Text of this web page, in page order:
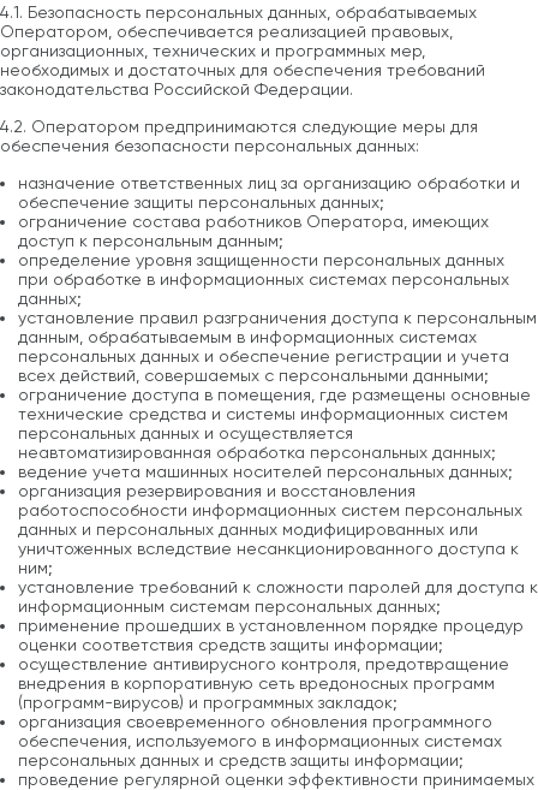
4.1. Безопасность персональных данных, обрабатываемых
Оператором, обеспечивается реализацией правовых,
организационных, технических и программных мер,
необходимых и достаточных для обеспечения требований
законодательства Российской Федерации.
4.2. Оператором предпринимаются следующие меры для
обеспечения безопасности персональных данных:
назначение ответственных лиц за организацию обработки и
обеспечение защиты персональных данных;
ограничение состава работников Оператора, имеющих
доступ к персональным данным;
определение уровня защищенности персональных данных
при обработке в информационных системах персональных
данных;
установление правил разграничения доступа к персональным
данным, обрабатываемым в информационных системах
персональных данных и обеспечение регистрации и учета
всех действий, совершаемых с персональными данными;
ограничение доступа в помещения, где размещены основные
технические средства и системы информационных систем
персональных данных и осуществляется
неавтоматизированная обработка персональных данных;
ведение учета машинных носителей персональных данных;
организация резервирования и восстановления
работоспособности информационных систем персональных
данных и персональных данных модифицированных или
уничтоженных вследствие несанкционированного доступа к
ним;
установление требований к сложности паролей для доступа к
информационным системам персональных данных;
применение прошедших в установленном порядке процедур
оценки соответствия средств защиты информации;
осуществление антивирусного контроля, предотвращение
внедрения в корпоративную сеть вредоносных программ
(программ-вирусов) и программных закладок;
организация своевременного обновления программного
обеспечения, используемого в информационных системах
персональных данных и средств защиты информации;
проведение регулярной оценки эффективности принимаемых